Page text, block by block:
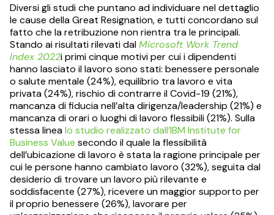
Diversi gli studi che puntano ad individuare nel dettaglio
le cause della Great Resignation, e tutti concordano sul
fatto che la retribuzione non rientra tra le principali.
Stando ai risultati rilevati dalMicrosoft Work Trend
Index 2022i primi cinque motivi per cui i dipendenti
hanno lasciato il lavoro sono stati: benessere personale
o salute mentale (24%), equilibrio tra lavoro e vita
privata (24%), rischio di contrarre il Covid-19 (21%),
mancanza di fiducia nell’alta dirigenza/leadership (21%) e
mancanza di orari o luoghi di lavoro flessibili (21%). Sulla
stessa linealo studio realizzato dall’IBM Institute for
Business Value secondo il quale la flessibilità
dell’ubicazione di lavoro è stata la ragione principale per
cui le persone hanno cambiato lavoro (32%), seguita dal
desiderio di trovare un lavoro più rilevante e
soddisfacente (27%), ricevere un maggior supporto per
il proprio benessere (26%), lavorare per